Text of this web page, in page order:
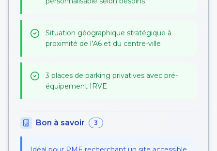
Situation géographique stratégique à
proximité de l’A6 et du centre-ville
3 places de parking privatives avec pré-
équipement IRVE
Bon à savoir 3